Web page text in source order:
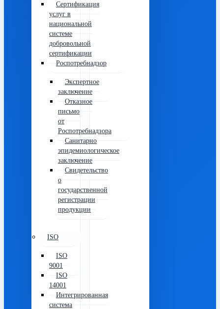
Сертификация
услуг в
национальной
системе
добровольной
сертификации
Роспотребнадзор
Экспертное
заключение
Отказное
письмо
от
Роспотребнадзора
Санитарно
эпидемиологическое
заключение
Свидетельство
о
государственной
регистрации
продукции
ISO
ISO
9001
ISO
14001
Интегрированная
система